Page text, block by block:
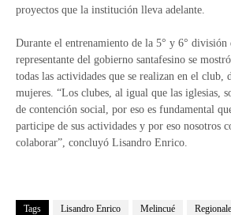
proyectos que la institución lleva adelante.
Durante el entrenamiento de la 5° y 6°
representante del gobierno santafesino se
todas las actividades que se realizan en el club,
mujeres. “Los clubes, al igual que las iglesias,
de contención social, por eso es fundamental
participe de sus actividades y por eso nosotros
colaborar”, concluyó Lisandro Enrico.
Tags Lisandro Enrico Melincué